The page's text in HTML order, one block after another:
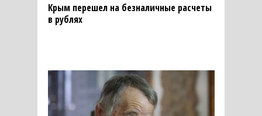
Крым перешел на безналичные расчеты
в рублях